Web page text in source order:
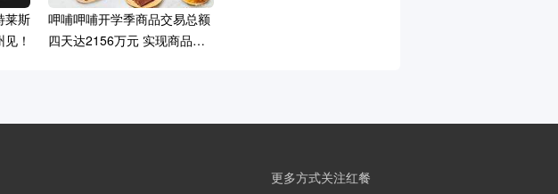
莱斯
！
呷哺呷哺开学季商品交易总额
四天达2156万元 实现商品转
更多方式关注红餐